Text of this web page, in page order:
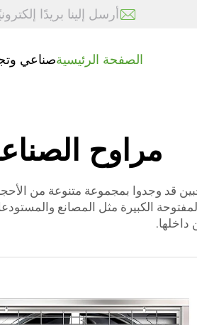
أرسل إلينا بريدًا
الصفحة الرئيسيةصناعي
مراوح
قد وجدوا بمجموعة متنوعة من
الكبيرة مثل المصانع